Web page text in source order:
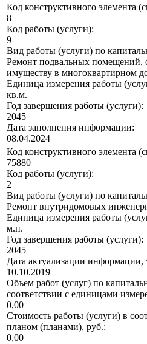
Код конструктивного элемента
8
Код работы (услуги):
9
Вид работы (услуги) по
Ремонт подвальных помещений,
имуществу в многоквартирном
Единица измерения работы
кв.м.
Год завершения работы (услуги):
2045
Дата заполнения информации:
08.04.2024
Код конструктивного элемента
75880
Код работы (услуги):
2
Вид работы (услуги) по
Ремонт внутридомовых
Единица измерения работы
м.п.
Год завершения работы (услуги):
2045
Дата актуализации информации,
10.10.2019
Объем работ (услуг) по
соответствии с единицами
0,00
Стоимость работы (услуги) в
планом (планами), руб.:
0,00